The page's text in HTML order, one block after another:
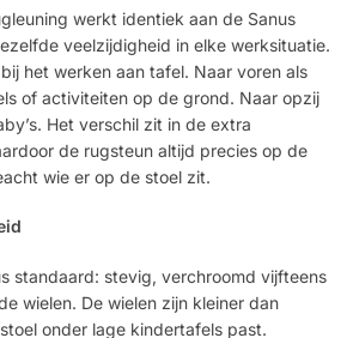
werkt identiek aan de Sanus
veelzijdigheid in elke werksituatie.
het werken aan tafel. Naar voren als
of activiteiten op de grond. Naar opzij
Het verschil zit in de extra
de rugsteun altijd precies op de
wie er op de stoel zit.
standaard: stevig, verchroomd vijfteens
wielen. De wielen zijn kleiner dan
onder lage kindertafels past.